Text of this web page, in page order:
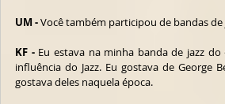
UM - Você também participou de bandas
KF - Eu estava na minha banda de jazz
influência do Jazz. Eu gostava de George
gostava deles naquela época.